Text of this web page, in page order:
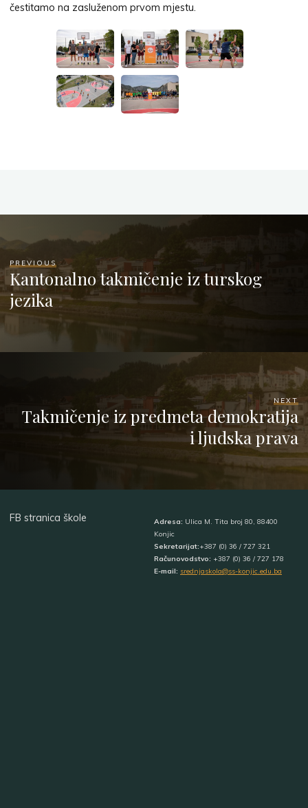
čestitamo na zasluženom prvom mjestu.
PREVIOUS
Kantonalno takmičenje iz turskog
jezika
NEXT
Takmičenje iz predmeta demokratija
i ljudska prava
FB stranica škole Adresa: Ulica M. Tita broj 80, 88400
Konjic
Sekretarijat:+387 (0) 36 / 727 321
Računovodstvo: +387 (0) 36 / 727 178
E-mail: srednjaskola@ss-konjic.edu.ba